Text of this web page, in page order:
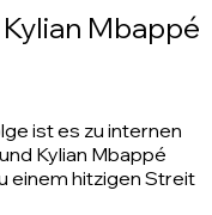
Mbappé
ist es zu internen
Kylian Mbappé
einem hitzigen Streit